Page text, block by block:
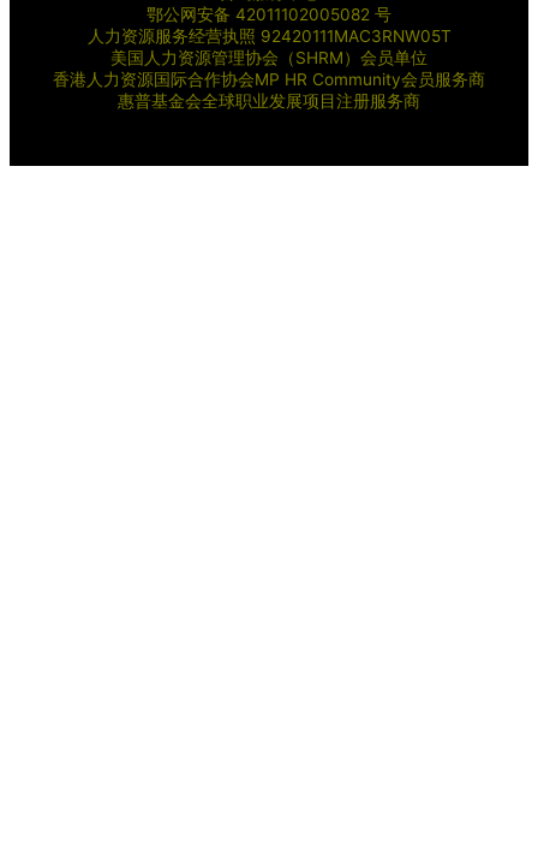
鄂公网安备 42011102005082 号
人力资源服务经营执照 92420111MAC3RNW05T
美国人力资源管理协会（SHRM）会员单位
香港人力资源国际合作协会MP HR Community会员服务商
惠普基金会全球职业发展项目注册服务商